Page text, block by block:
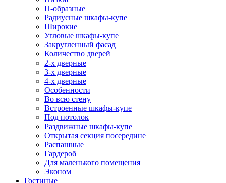
П-образные
Радиусные шкафы-купе
Широкие
Угловые шкафы-купе
Закругленный фасад
Количество дверей
2-х дверные
3-х дверные
4-х дверные
Особенности
Во всю стену
Встроенные шкафы-купе
Под потолок
Раздвижные шкафы-купе
Открытая секция посередине
Распашные
Гардероб
Для маленького помещения
Эконом
Гостиные